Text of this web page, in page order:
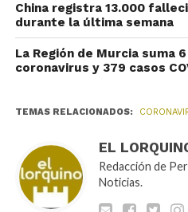
China registra 13.000
durante la última semana
La Región de Murcia suma
coronavirus y 379 casos
TEMAS RELACIONADOS:
EL
Redacción de
Noticias.